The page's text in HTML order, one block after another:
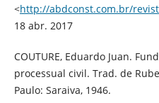
<http://abdconst.com.br/
18 abr. 2017
COUTURE, Eduardo Juan.
processual civil. Trad. de
Paulo: Saraiva, 1946.